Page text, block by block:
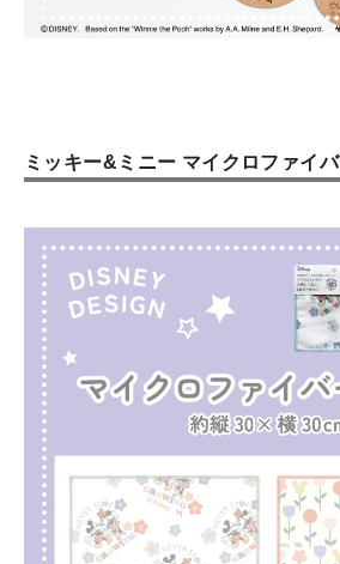
ミッキー&ミニー マイクロファイ